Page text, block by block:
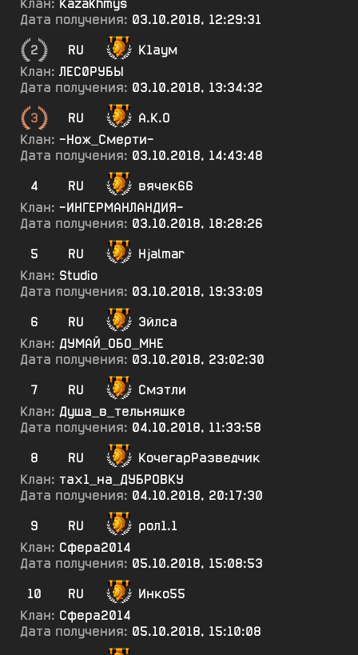
Клан: Kazakhmys
Дата получения: 03.10.2018, 12:29:31
2
RU
К1аум
Клан: ЛЕС0РУБЫ
Дата получения: 03.10.2018, 13:34:32
3
RU
А.К.О
Клан: -Нож_Смерти-
Дата получения: 03.10.2018, 14:43:48
4
RU
вячек66
Клан: -ИНГЕРМАНЛАНДИЯ-
Дата получения: 03.10.2018, 18:28:26
5
RU
Hjalmar
Клан: Studio
Дата получения: 03.10.2018, 19:33:09
6
RU
Эйлса
Клан: ДУМАЙ_ОБО_МНЕ
Дата получения: 03.10.2018, 23:02:30
7
RU
Смэтли
Клан: Душа_в_тельняшке
Дата получения: 04.10.2018, 11:33:58
8
RU
КочегарРазведчик
Клан: тах1_на_ДУБРОВКУ
Дата получения: 04.10.2018, 20:17:30
9
RU
рол1.1
Клан: Сфера2014
Дата получения: 05.10.2018, 15:08:53
10
RU
Инко55
Клан: Сфера2014
Дата получения: 05.10.2018, 15:10:08